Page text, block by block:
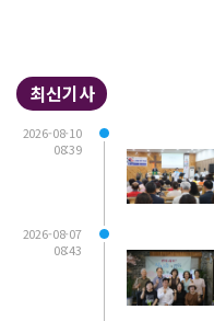
최신기사
2026-08-10
08:39
2026-08-07
08:43